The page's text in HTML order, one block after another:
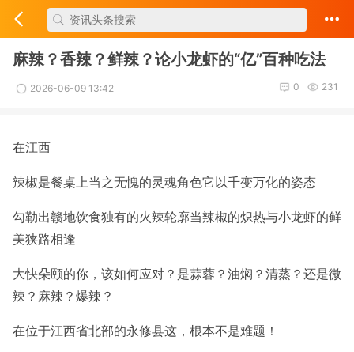
麻辣？香辣？鲜辣？论小龙虾的“亿”百种吃法
2026-06-09 13:42 231
0
在江西
辣椒是餐桌上当之无愧的灵魂角色它以千变万化的姿态
勾勒出赣地饮食独有的火辣轮廓当辣椒的炽热与小龙虾的鲜
美狭路相逢
大快朵颐的你，该如何应对？ 是蒜蓉？油焖？清蒸？还是微
辣？麻辣？爆辣？
在位于江西省北部的永修县这，根本不是难题！